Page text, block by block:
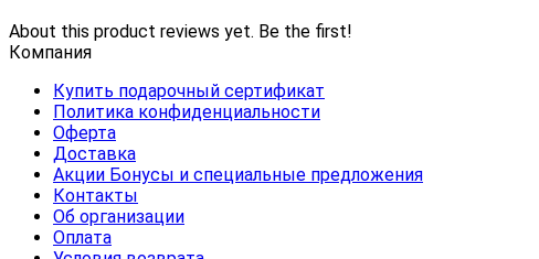
About this product reviews yet. Be the first!
Компания
Купить подарочный сертификат
Политика конфиденциальности
Оферта
Доставка
Акции Бонусы и специальные предложения
Контакты
Об организации
Оплата